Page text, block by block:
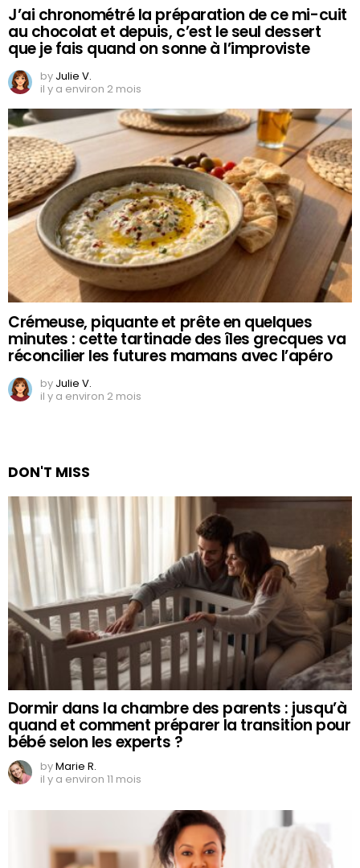
J’ai chronométré la préparation de ce mi-cuit
au chocolat et depuis, c’est le seul dessert
que je fais quand on sonne à l’improviste
by Julie V.
il y a environ 2 mois
Crémeuse, piquante et prête en quelques
minutes : cette tartinade des îles grecques va
réconcilier les futures mamans avec l’apéro
by Julie V.
il y a environ 2 mois
DON'T MISS
Dormir dans la chambre des parents : jusqu’à
quand et comment préparer la transition pour
bébé selon les experts ?
byMarie R.
il y a environ 11 mois